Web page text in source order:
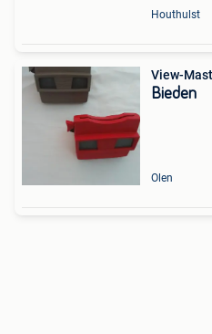
Houthulst
View-
Bieden
Olen